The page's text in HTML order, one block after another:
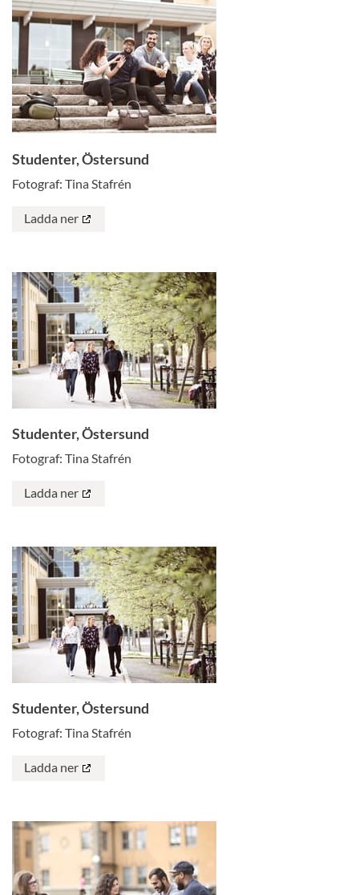
Studenter, Östersund
Fotograf: Tina Stafrén
Ladda ner
Studenter, Östersund
Fotograf: Tina Stafrén
Ladda ner
Studenter, Östersund
Fotograf: Tina Stafrén
Ladda ner